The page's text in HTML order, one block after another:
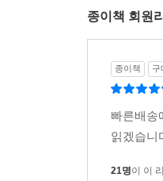
종이책 회원
종이책 구
빠른배송
읽겠습니
21명이 이